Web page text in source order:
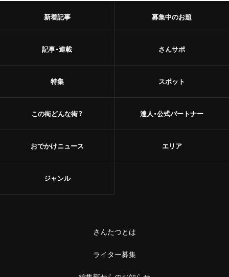
新着記事
記事・連載
特集
この街どんな街？
おでかけニュース
募集中のお題
さんサポ
スポット
達人・公式パートナー
エリア
ジャンル
さんたつとは
ライター募集